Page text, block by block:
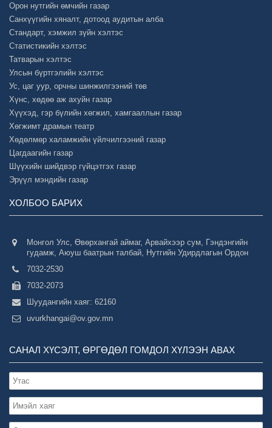
Орон нутгийн өмчийн газар
Санхүүгийн хяналт, дотоод аудитын алба
Стандарт, хэмжил зүйн хэлтэс
Статистикийн хэлтэс
Татварын хэлтэс
Улсын бүртгэлийн хэлтэс
Ус, цаг уур, орчны шинжилгээний төв
Хүнс, хөдөө аж ахуйн газар
Хүүхэд, гэр бүлийн хөгжил, хамгааллын газар
Хөгжимт драмын театр
Хөдөлмөр халамжийн үйлчилгээний газар
Цагдаагийн газар
Шүүхийн шийдвэр гүйцэтгэх газар
Эрүүл мэндийн газар
ХОЛБОО БАРИХ
Монгол Улс, Өвөрхангай аймаг, Арвайхээр сум, Гэндэнгийн
гудамж, Аюуш баатрын талбай, Нутгийн Удирдлагын Ордон
7032-2530
7032-2073
Шуудангийн хаяг: 62160
uvurkhangai@ov.gov.mn
САНАЛ ХҮСЭЛТ, ӨРГӨДӨЛ ГОМДОЛ ХҮЛЭЭН АВАХ